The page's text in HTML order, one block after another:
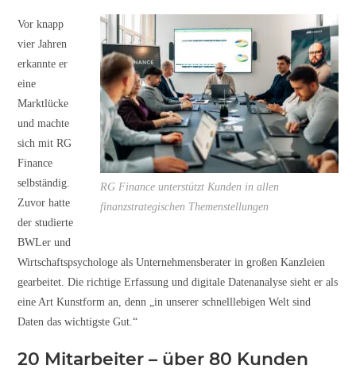
RG Finance unterstützt Kunden in allen
finanzstrategischen Themenstellungen
Vor knapp
vier Jahren
erkannte er
eine
Marktlücke
und machte
sich mit RG
Finance
selbständig.
Zuvor hatte
der studierte
BWLer und
Wirtschaftspsychologe als Unternehmensberater in großen Kanzleien
gearbeitet. Die richtige Erfassung und digitale Datenanalyse sieht er als
eine Art Kunstform an, denn „in unserer schnelllebigen Welt sind
Daten das wichtigste Gut.“
20 Mitarbeiter – über 80 Kunden